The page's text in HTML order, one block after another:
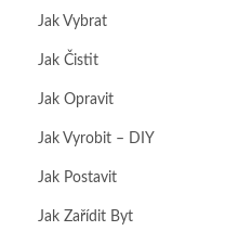
Jak Vybrat
Jak Čistit
Jak Opravit
Jak Vyrobit – DIY
Jak Postavit
Jak Zařídit Byt